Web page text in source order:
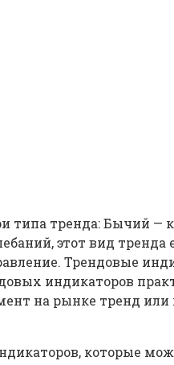
типа тренда: Бычий —
этот вид
Трендовые
индикаторов
на рынке тренд
которые